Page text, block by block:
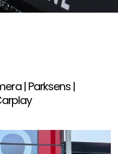
| Parksens |